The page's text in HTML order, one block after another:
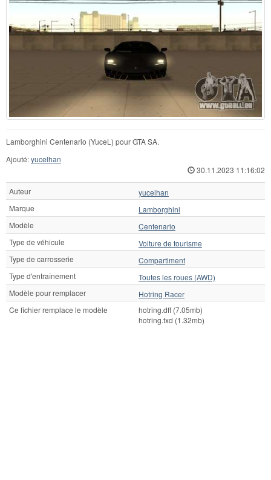
Lamborghini Centenario (YuceL) pour GTA SA.
Ajouté:yucelhan
30.11.2023 11:16:02
Auteur
yucelhan
Marque
Lamborghini
Modèle
Centenario
Type de véhicule
Voiture de tourisme
Type de carrosserie
Compartiment
Type d'entraînement
Toutes les roues (AWD)
Modèle pour remplacer
Hotring Racer
Ce fichier remplace le modèle
hotring.dff (7.05mb)
hotring.txd (1.32mb)